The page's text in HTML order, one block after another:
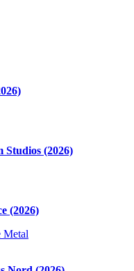
(2026)
(2026)
Metal